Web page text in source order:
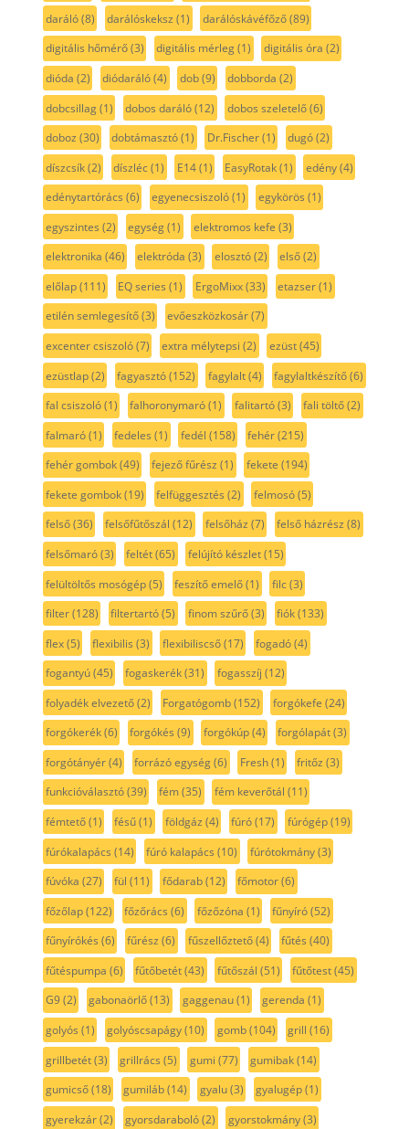
daráló(8) darálóskeksz (1) darálóskávéfőző(89)
digitális hőmérő(3) digitális mérleg(1) digitális óra (2)
dióda (2) diódaráló(4) dob(9) dobborda (2)
dobcsillag(1) dobos daráló(12) dobos szeletelő(6)
doboz (30) dobtámasztó(1) Dr.Fischer(1) dugó(2)
díszcsík(2) díszléc(1) E14(1) EasyRotak(1) edény(4)
edénytartórács (6) egyenecsiszoló(1) egykörös (1)
egyszintes (2) egység(1) elektromos kefe (3)
elektronika (46) elektróda (3) elosztó(2) első(2)
előlap(111) EQ series (1) ErgoMixx(33) etazser(1)
etilén semlegesítő(3) evőeszközkosár(7)
excenter csiszoló(7) extra mélytepsi (2) ezüst(45)
ezüstlap(2) fagyasztó(152) fagylalt(4) fagylaltkészítő(6)
fal csiszoló(1) falhoronymaró(1) falitartó(3) fali töltő(2)
falmaró(1) fedeles (1) fedél (158) fehér(215)
fehér gombok(49) fejező fűrész (1) fekete (194)
fekete gombok(19) felfüggesztés (2) felmosó(5)
felső(36) felsőfűtőszál (12) felsőház (7) felső házrész (8)
felsőmaró(3) feltét(65) felújító készlet(15)
felültöltős mosógép(5) feszítő emelő(1) filc(3)
filter(128) filtertartó(5) finom szűrő(3) fiók(133)
flex(5) flexibilis (3) flexibiliscső(17) fogadó(4)
fogantyú(45) fogaskerék(31) fogasszíj (12)
folyadék elvezető(2) Forgatógomb(152) forgókefe (24)
forgókerék(6) forgókés (9) forgókúp(4) forgólapát(3)
forgótányér(4) forrázó egység(6) Fresh(1) fritőz (3)
funkcióválasztó(39) fém(35) fém keverőtál (11)
fémtető(1) fésű(1) földgáz (4) fúró(17) fúrógép(19)
fúrókalapács (14) fúró kalapács (10) fúrótokmány(3)
fúvóka (27) fül (11) fődarab(12) főmotor(6)
főzőlap(122) főzőrács (6) főzőzóna (1) fűnyíró(52)
fűnyírókés (6) fűrész (6) fűszellőztető(4) fűtés (40)
fűtéspumpa (6) fűtőbetét(43) fűtőszál (51) fűtőtest(45)
G9(2) gabonaörlő(13) gaggenau(1) gerenda (1)
golyós (1) golyóscsapágy(10) gomb(104) grill (16)
grillbetét(3) grillrács (5) gumi (77) gumibak(14)
gumicső(18) gumiláb(14) gyalu(3) gyalugép(1)
gyerekzár(2) gyorsdaraboló(2) gyorstokmány(3)